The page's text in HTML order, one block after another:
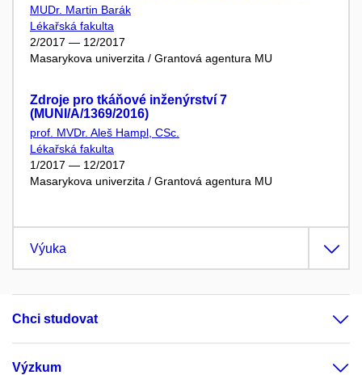
MUDr. Martin Barák
Lékařská fakulta
2/2017 — 12/2017
Masarykova univerzita / Grantová agentura MU
Zdroje pro tkáňové inženýrství 7
(MUNI/A/1369/2016)
prof. MVDr. Aleš Hampl, CSc.
Lékařská fakulta
1/2017 — 12/2017
Masarykova univerzita / Grantová agentura MU
Výuka
Chci studovat
Výzkum